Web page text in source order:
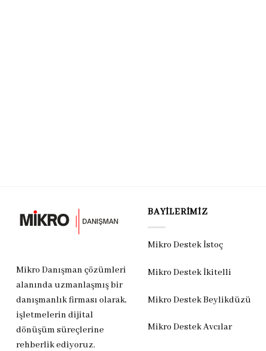
Mikro Danışman çözümleri
alanında uzmanlaşmış bir
danışmanlık firması olarak,
işletmelerin dijital
dönüşüm süreçlerine
rehberlik ediyoruz.
BAYILERIMIZ
Mikro Destek İstoç
Mikro Destek İkitelli
Mikro Destek Beylikdüzü
Mikro Destek Avcılar